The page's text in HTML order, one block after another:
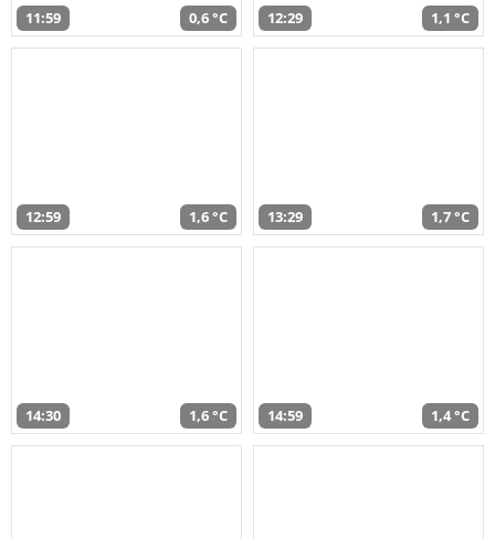
11:59 0,6 °C 12:29 1,1 °C
12:59 1,6 °C 13:29 1,7 °C
14:30 1,6 °C 14:59 1,4 °C